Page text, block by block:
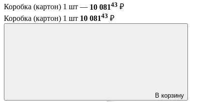
Коробка (картон) 1 шт — 10 08143 ₽
Коробка (картон) 1 шт 10 08143 ₽
В корзину